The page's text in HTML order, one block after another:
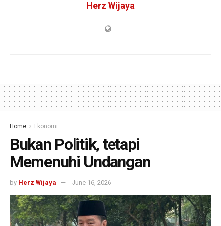
Herz Wijaya
Home Ekonomi
Bukan Politik, tetapi
Memenuhi Undangan
by Herz Wijaya June 16, 2026